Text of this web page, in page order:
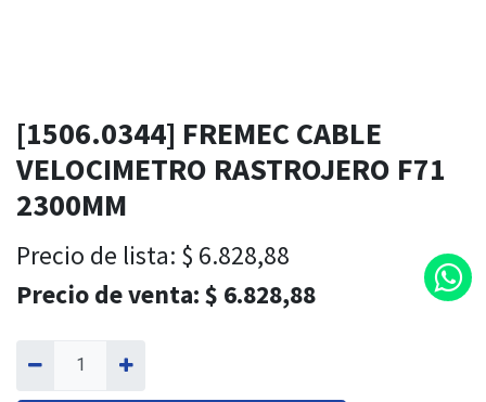
[1506.0344] FREMEC CABLE
VELOCIMETRO RASTROJERO F71
2300MM
Precio de lista: $ 6.828,88
Precio de venta: $ 6.828,88